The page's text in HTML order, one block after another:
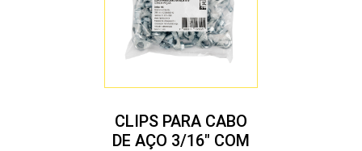
CLIPS PARA CABO
DE AÇO 3/16″ COM